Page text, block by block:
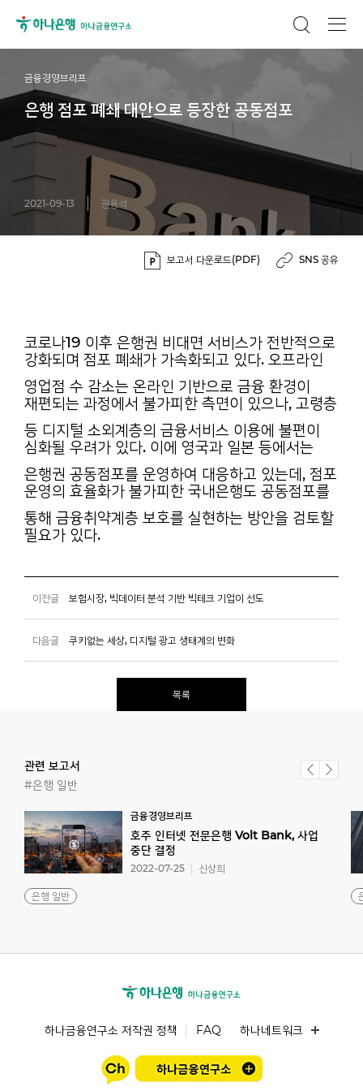
금융경영브리프
은행 점포 폐쇄 대안으로 등장한 공동점포
2021-09-13 권용석
보고서 다운로드(PDF) SNS 공유
코로나19 이후 은행권 비대면 서비스가 전반적으로
강화되며 점포 폐쇄가 가속화되고 있다. 오프라인
영업점 수 감소는 온라인 기반으로 금융 환경이
재편되는 과정에서 불가피한 측면이 있으나, 고령층
등 디지털 소외계층의 금융서비스 이용에 불편이
심화될 우려가 있다. 이에 영국과 일본 등에서는
은행권 공동점포를 운영하여 대응하고 있는데, 점포
운영의 효율화가 불가피한 국내은행도 공동점포를
통해 금융취약계층 보호를 실현하는 방안을 검토할
필요가 있다.
이전글 보험시장, 빅데이터 분석 기반 빅테크 기업이 선도
다음글 쿠키없는 세상, 디지털 광고 생태계의 변화
목록
관련 보고서
#은행 일반
금융경영브리프
호주 인터넷 전문은행 Volt Bank, 사업
중단 결정
은행 일반
2022-07-25 신상희
하나금융연구소 저작권 정책 FAQ 하나네트워크